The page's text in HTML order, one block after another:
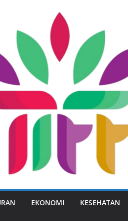
EKONOMI KESEHATAN